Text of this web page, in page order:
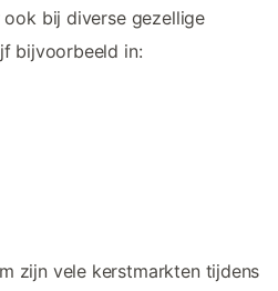
ook bij diverse gezellige
bijvoorbeeld in:
zijn vele kerstmarkten tijdens